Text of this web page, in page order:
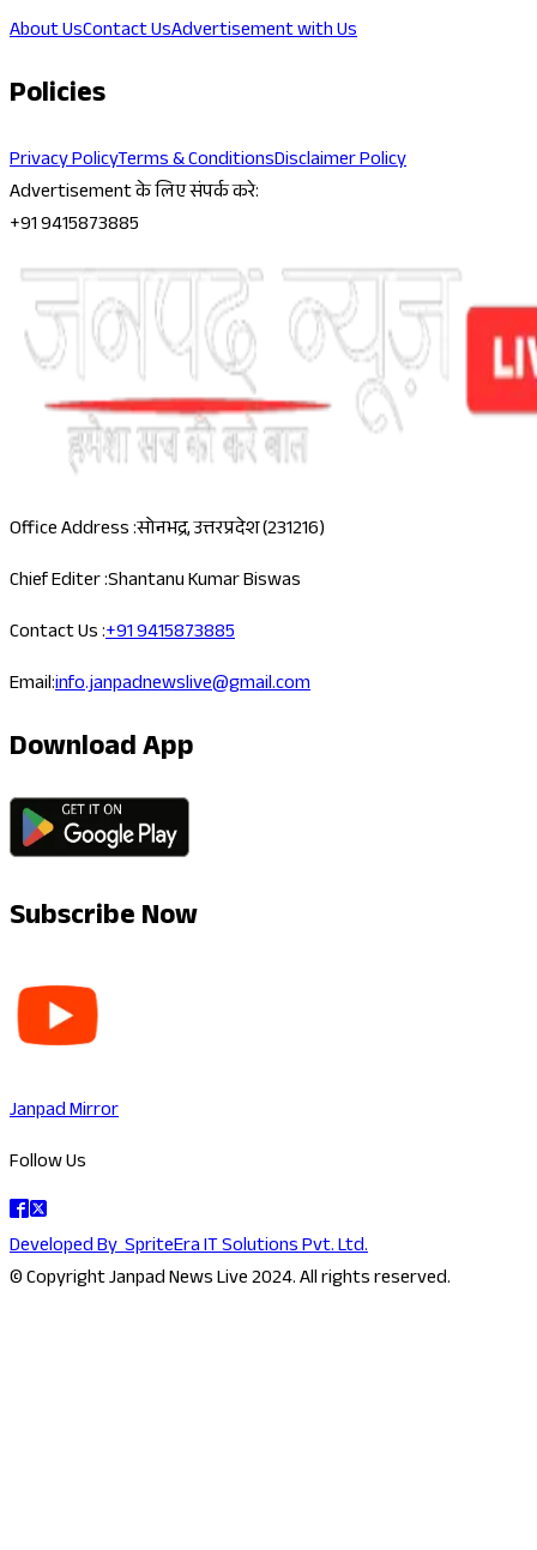
About UsContact UsAdvertisement with Us
Policies
Privacy PolicyTerms & ConditionsDisclaimer Policy
Advertisement के लिए संपर्क करे:
+91 9415873885
Office Address :सोनभद्र, उत्तरप्रदेश (231216)
Chief Editer :Shantanu Kumar Biswas
Contact Us :+91 9415873885
Email:info.janpadnewslive@gmail.com
Download App
Subscribe Now
Janpad Mirror
Follow Us
Developed BySpriteEra IT Solutions Pvt. Ltd.
© Copyright Janpad News Live 2024. All rights reserved.